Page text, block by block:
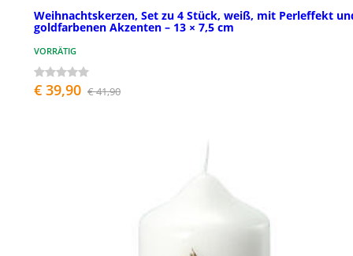
Weihnachtskerzen, Set zu 4 Stück, weiß, mit Perleffekt
goldfarbenen Akzenten – 13 × 7,5 cm
VORRÄTIG
€ 39,90 € 41,90